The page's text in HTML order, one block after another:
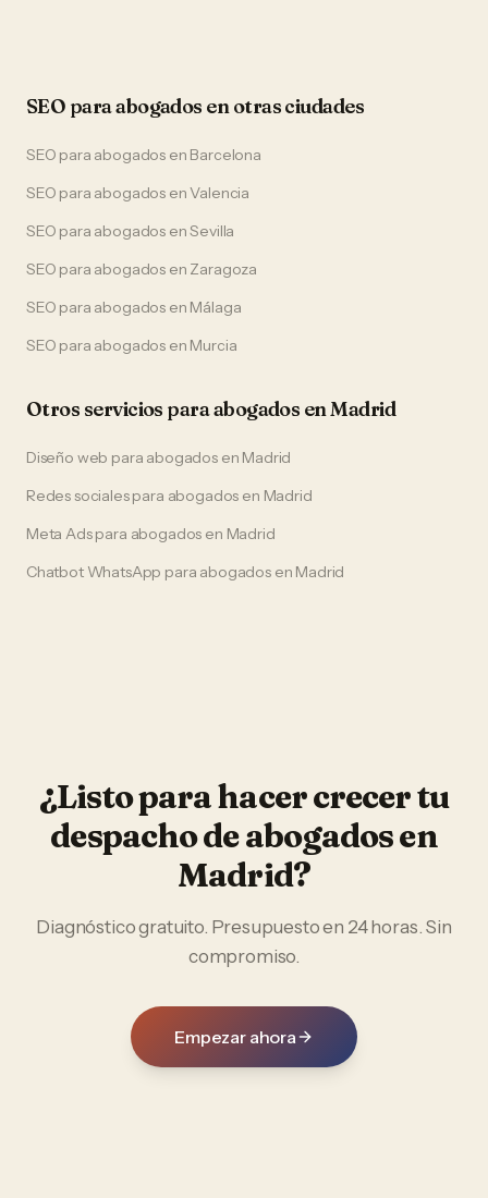
SEO paraabogados en otras ciudades
SEO para abogados en Barcelona
SEO para abogados enValencia
SEO para abogados enSevilla
SEO para abogados en Zaragoza
SEO para abogados en Málaga
SEO para abogados en Murcia
Otros servicios paraabogados enMadrid
Diseño web para abogadosen Madrid
Redes socialespara abogados en Madrid
Meta Adspara abogados en Madrid
Chatbot WhatsApp para abogadosen Madrid
¿Listo para hacer crecer tu
despacho de abogadosen
Madrid?
Diagnóstico gratuito. Presupuesto en 24 horas. Sin
compromiso.
Empezar ahora